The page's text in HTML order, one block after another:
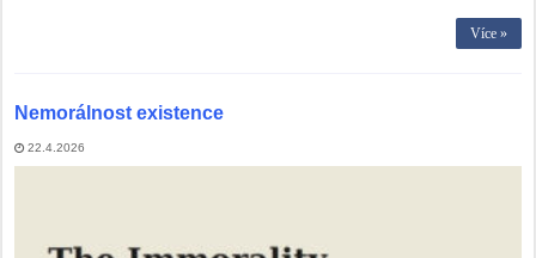
Více »
Nemorálnost existence
22.4.2026